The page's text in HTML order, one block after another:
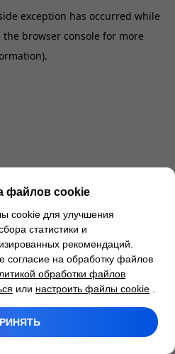
exception has occurred while
the browser console for more
файлов cookie
cookie для улучшения
статистики и
рекомендаций.
согласие на обработку файлов
обработки файлов
или настроить файлы cookie